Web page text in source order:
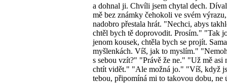
a dohnal ji. Chvíli jsem chytal dech.
mě bez známky čehokoli ve svém
nadobro přestala hrát. "Nechci, abys
chtěl bych tě doprovodit. Prosím." "Tak
jenom kousek, chtěla bych se projít.
myšlenkách. Víš, jak to myslím."
s sebou vzít?" "Právě že ne." "Už mě asi
chtít vidět." "Ale možná jo." "Víš, když
tebou, připomíná mi to takovou dobu, ne